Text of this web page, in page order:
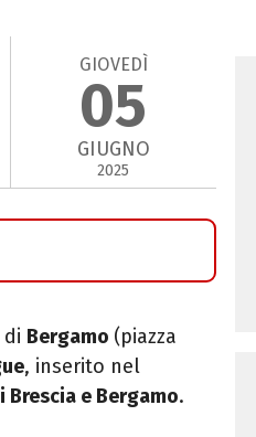
GIOVEDÌ
05
GIUGNO
2025
di Bergamo (piazza
, inserito nel
e Bergamo.